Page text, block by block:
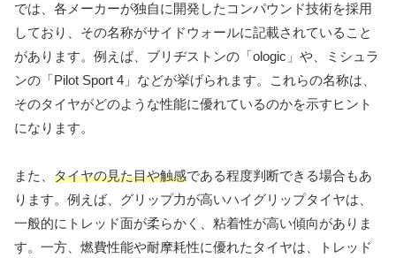
では、各メーカーが独自に開発したコンパウンド技術を採用
しており、その名称がサイドウォールに記載されていること
があります。例えば、ブリヂストンの「ologic」や、ミシュラ
ンの「Pilot Sport 4」などが挙げられます。これらの名称は、
そのタイヤがどのような性能に優れているのかを示すヒント
になります。
また、 タイヤの見た目や触感である程度判断できる場合もあ
ります。例えば、グリップ力が高いハイグリップタイヤは、
一般的にトレッド面が柔らかく、粘着性が高い傾向がありま
す。一方、燃費性能や耐摩耗性に優れたタイヤは、トレッド